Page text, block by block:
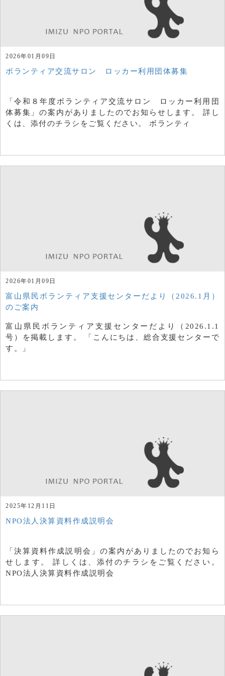
2026年01月09日
ボランティア交流サロン ロッカー利用団体募集
「令和８年度ボランティア交流サロン ロッカー利用団
体募集」の案内がありましたのでお知らせします。 詳し
くは、添付のチラシをご覧ください。 ボランティ
2026年01月09日
富山県民ボランティア支援センターだより（2026.1月）
のご案内
富山県民ボランティア支援センターだより（2026.1.1
号）を掲載します。 「こんにちは、総合支援センターで
す。」
2025年12月11日
NPO法人決算資料作成説明会
「決算資料作成説明会」の案内がありましたのでお知ら
せします。 詳しくは、添付のチラシをご覧ください。
NPO法人決算資料作成説明会